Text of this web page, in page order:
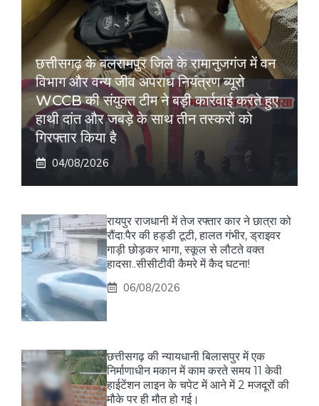
छत्तीसगढ़ के बलरामपुर जिले के रामानुजगंज में वन
विभाग और वन्य जीव अपराध नियंत्रण ब्यूरो
WCCB की संयुक्त टीम ने बड़ी कार्रवाई करते हुए
हाथी दांत और जबड़े के साथ तीन तस्करों को
गिरफ्तार किया है
04/08/2026
रायपुर राजधानी में तेज रफ्तार कार ने छात्रा को
रौंदा:पैर की हड्डी टूटी, हालत गंभीर, ड्राइवर
गाड़ी छोड़कर भागा, स्कूल से लौटते वक्त
हादसा..सीसीटीवी कैमरे में कैद घटना!
06/08/2026
छत्तीसगढ़ की न्यायधानी बिलासपुर में एक
निर्माणाधीन मकान में काम करते समय 11 केवी
हाईटेंशन लाइन के चपेट में आने में 2 मजदूरों की
मौके पर ही मौत हो गई।